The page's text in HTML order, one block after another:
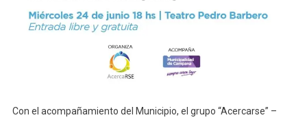
Con el acompañamiento del Municipio, el grupo “Acercarse” –